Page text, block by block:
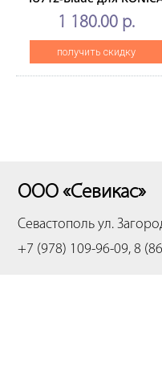
MINOLTABizhub
C659/C759 (CET) CMY,
200000 стр., CET281112
1 180.00 р.
получить скидку
ООО «Севикас»
Севастополь ул.
+7 (978) 109-96-09, 8